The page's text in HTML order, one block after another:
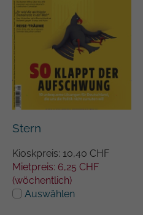
Stern
Kioskpreis: 10,40 CHF
Mietpreis: 6,25 CHF
(wöchentlich)
Auswählen